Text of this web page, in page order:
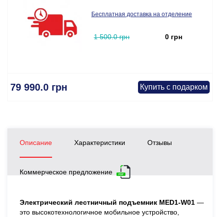
Бесплатная доставка на отделение
1 500.0 грн 0 грн
79 990.0 грн Купить с подарком
Описание Характеристики Отзывы
Коммерческое предложение
Электрический лестничный подъемник MED1-W01 —
это высокотехнологичное мобильное устройство,